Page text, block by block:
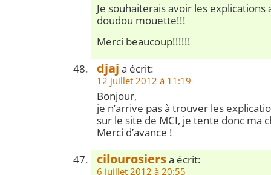
Je souhaiterais avoir les
doudou mouette!!!
Merci beaucoup!!!!!!
djaj a écrit:
12 juillet 2012 à 11:19
Bonjour,
je n’arrive pas à trouver les
sur le site de MCI, je tente donc ma
Merci d’avance !
cilourosiersa écrit:
6 juillet 2012 à 20:55